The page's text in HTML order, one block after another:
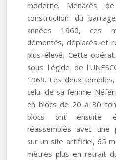
moderne. Menacés
construction du
années 1960, ces
démontés, déplacés et
plus élevé. Cette
sous l'égide de
1968. Les deux
celui de sa femme
en blocs de 20 à 30
blocs ont ensuite
réassemblés avec une
sur un site artificiel, 65
mètres plus en retrait